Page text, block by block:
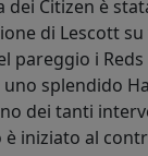
dei Citizen è
di Lescott
pareggio i
splendido
dei tanti
iniziato al